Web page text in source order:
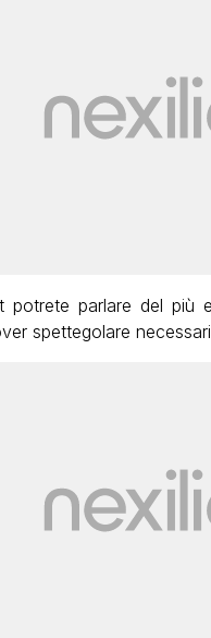
potrete parlare del più
spettegolare